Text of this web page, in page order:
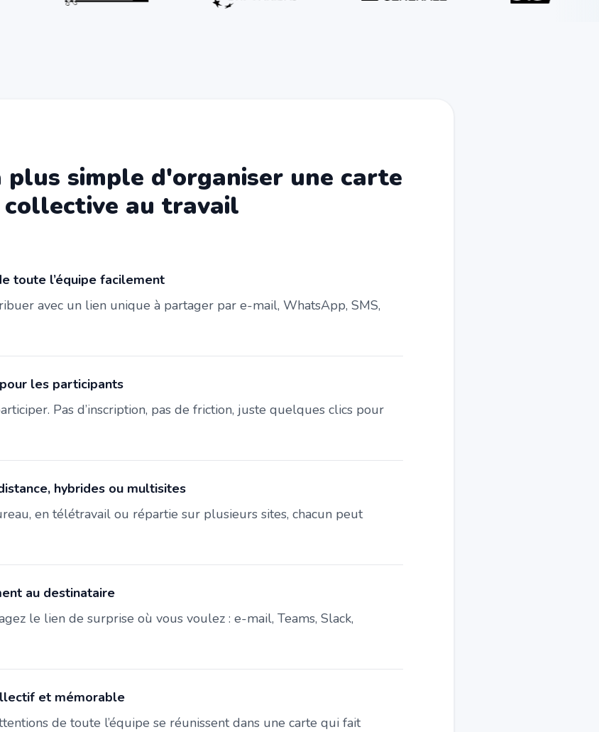
plus simple d'organiser une carte
collective au travail
toute l’équipe facilement
avec un lien unique à partager par e-mail, WhatsApp, SMS,
les participants
Pas d’inscription, pas de friction, juste quelques clics pour
hybrides ou multisites
en télétravail ou répartie sur plusieurs sites, chacun peut
au destinataire
le lien de surprise où vous voulez : e-mail, Teams, Slack,
et mémorable
de toute l’équipe se réunissent dans une carte qui fait